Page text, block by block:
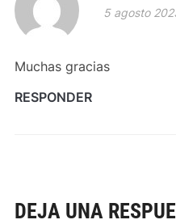
5 agosto
Muchas gracias
RESPONDER
DEJA UNA